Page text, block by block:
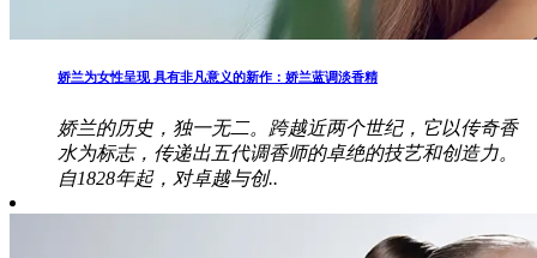
娇兰为女性呈现 具有非凡意义的新作：娇兰蓝调淡香精
娇兰的历史，独一无二。跨越近两个世纪，它以传奇香
水为标志，传递出五代调香师的卓绝的技艺和创造力。
自1828年起，对卓越与创..